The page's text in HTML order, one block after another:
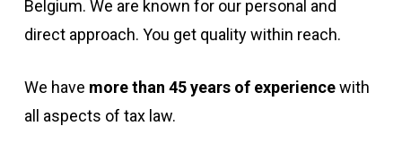
Belgium. We are known for our personal and
direct approach. You get quality within reach.
We have more than 45 years of experiencewith
all aspects of tax law.